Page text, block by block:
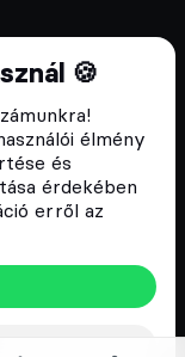
🍪
élmény
és
érdekében
erről az